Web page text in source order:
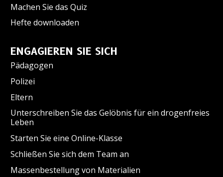
Machen Sie das Quiz
Hefte downloaden
ENGAGIEREN SIE SICH
Pädagogen
Polizei
Eltern
Unterschreiben Sie das Gelöbnis für ein drogenfreies
Leben
Starten Sie eine Online-Klasse
Schließen Sie sich dem Team an
Massenbestellung von Materialien